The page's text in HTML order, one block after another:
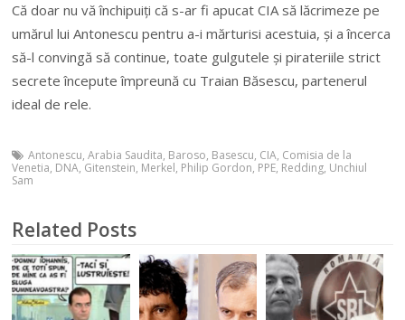
Că doar nu vă închipuiți că s-ar fi apucat CIA să lăcrimeze pe
umărul lui Antonescu pentru a-i mărturisi acestuia, și a încerca
să-l convingă să continue, toate gulgutele și pirateriile strict
secrete începute împreună cu Traian Băsescu, partenerul
ideal de rele.
Antonescu,Arabia Saudita, Baroso, Basescu, CIA, Comisia de la
Venetia, DNA, Gitenstein, Merkel, Philip Gordon, PPE, Redding, Unchiul
Sam
Related Posts